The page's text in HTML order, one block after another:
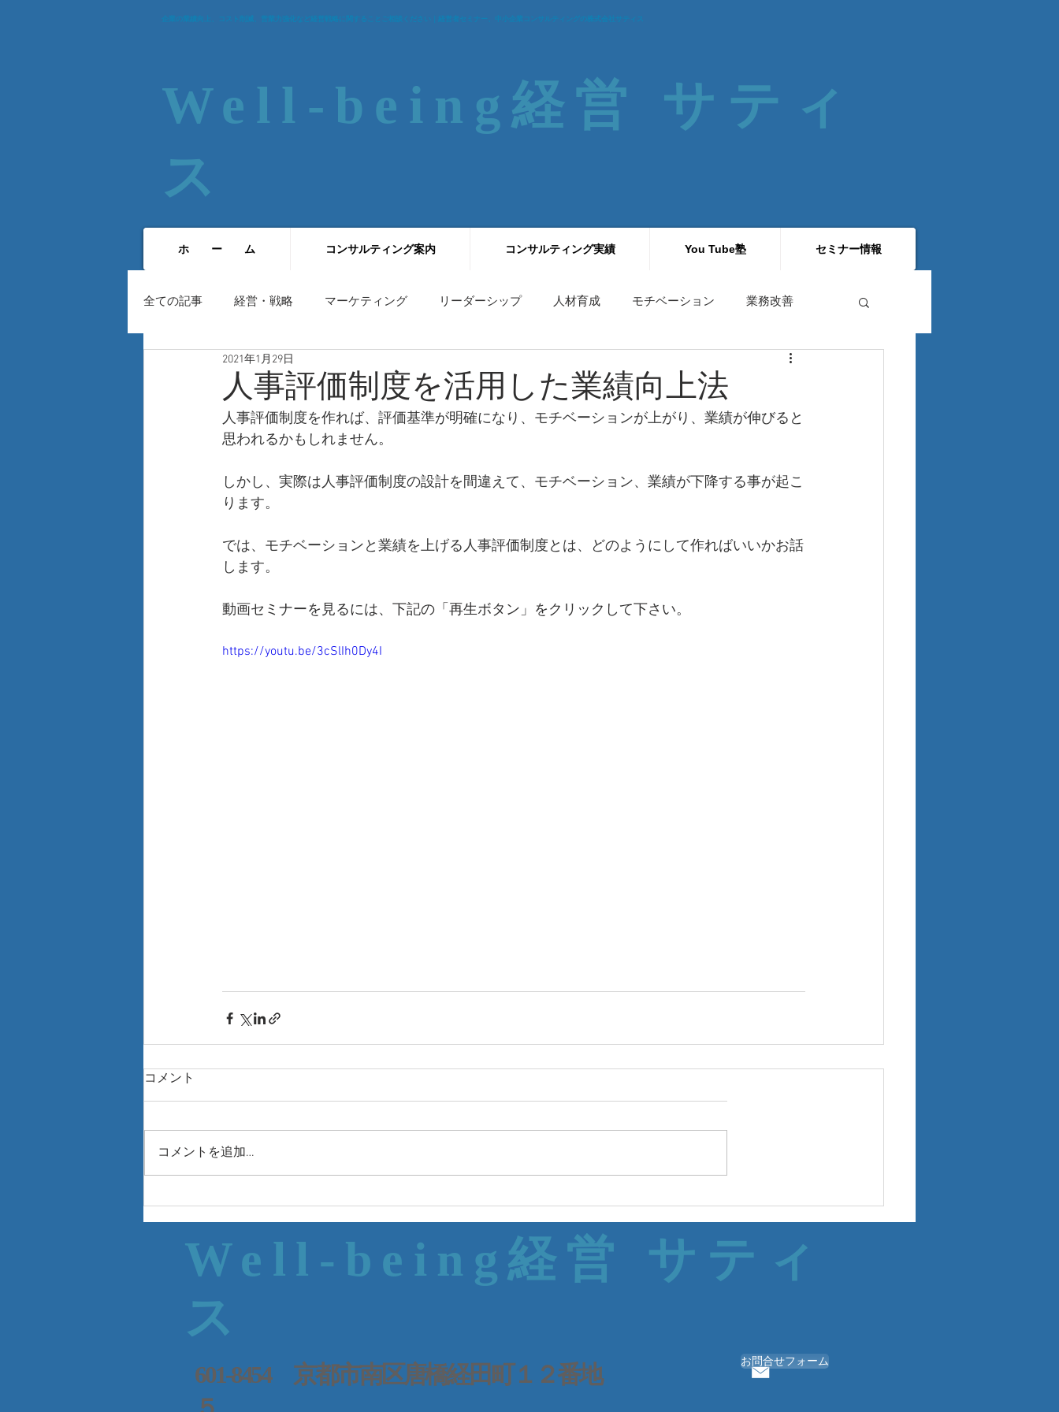
企業の業績向上、コスト削減、営業力強化など経営戦略に関することご相談ください｜経営者セミナー、中小企業コンサルティングの株式会社サティス
Well-being経営 サティ
ス​
ホ ー ム コンサルティング案内 コンサルティング実績 You Tube塾 セミナー情報
全ての記事 経営・戦略 マーケティング リーダーシップ 人材育成 モチベーション 業務改善
自己啓発
人事評価制度を活用した業績向上法
2021年1月29日
人事評価制度を作れば、評価基準が明確になり、モチベーションが上がり、業績が伸びると
思われるかもしれません。
しかし、実際は人事評価制度の設計を間違えて、モチベーション、業績が下降する事が起こ
ります。
では、モチベーションと業績を上げる人事評価制度とは、どのようにして作ればいいかお話
します。
動画セミナーを見るには、下記の「再生ボタン」をクリックして下さい。
https://youtu.be/3cSlIh0Dy4I
コメント
コメントを追加…
Well-being経営 サティ
ス
601-8454 京都市南区唐橋経田町１２番地
お問合せフォーム